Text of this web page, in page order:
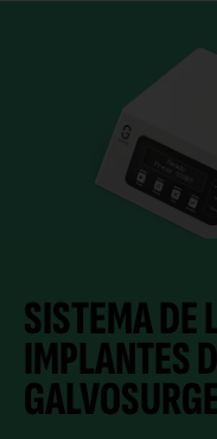
SISTEMA DE
IMPLANTES